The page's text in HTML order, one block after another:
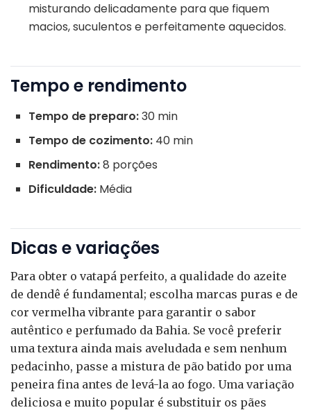
misturando delicadamente para que fiquem
macios, suculentos e perfeitamente aquecidos.
Tempo e rendimento
Tempo de preparo:30 min
Tempo de cozimento:40 min
Rendimento:8 porções
Dificuldade:Média
Dicas e variações
Para obter o vatapá perfeito, a qualidade do azeite
de dendê é fundamental; escolha marcas puras e de
cor vermelha vibrante para garantir o sabor
autêntico e perfumado da Bahia. Se você preferir
uma textura ainda mais aveludada e sem nenhum
pedacinho, passe a mistura de pão batido por uma
peneira fina antes de levá-la ao fogo. Uma variação
deliciosa e muito popular é substituir os pães